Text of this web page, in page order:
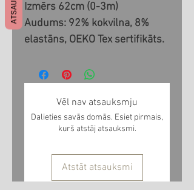
Izmērs 62cm (0-3m)
Audums: 92% kokvilna, 8%
elastāns, OEKO Tex sertifikāts.
Vēl nav atsauksmju
Dalieties savās domās. Esiet pirmais,
kurš atstāj atsauksmi.
Atstāt atsauksmi